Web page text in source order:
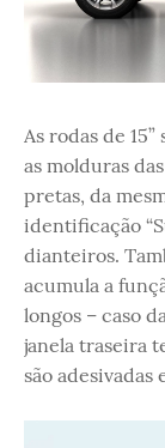
As rodas de
as molduras
pretas, da
identificação
dianteiros.
acumula a
longos – caso
janela traseira
são adesivadas